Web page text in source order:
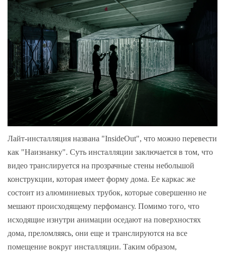
Лайт-инсталляция названа "InsideOut", что можно перевести
как "Наизнанку". Суть инсталляции заключается в том, что
видео транслируется на прозрачные стены небольшой
конструкции, которая имеет форму дома. Ее каркас же
состоит из алюминиевых трубок, которые совершенно не
мешают происходящему перфомансу. Помимо того, что
исходящие изнутри анимации оседают на поверхностях
дома, преломляясь, они еще и транслируются на все
помещение вокруг инсталляции. Таким образом,